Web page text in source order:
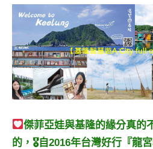
號
班
底、
外
景
目
主
傑菲亞娃與基隆的緣分真的
的，🎖自2016年台灣好行『龍